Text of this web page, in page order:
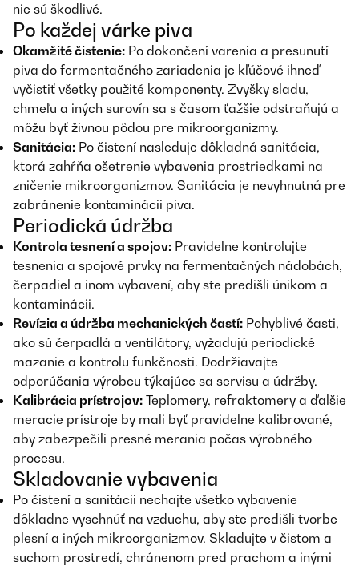
nie sú škodlivé.
Po každej várke piva
Okamžité čistenie: Po dokončení varenia a presunutí
piva do fermentačného zariadenia je kľúčové ihneď
vyčistiť všetky použité komponenty. Zvyšky sladu,
chmeľu a iných surovín sa s časom ťažšie odstraňujú a
môžu byť živnou pôdou pre mikroorganizmy.
Sanitácia: Po čistení nasleduje dôkladná sanitácia,
ktorá zahŕňa ošetrenie vybavenia prostriedkami na
zničenie mikroorganizmov. Sanitácia je nevyhnutná pre
zabránenie kontaminácii piva.
Periodická údržba
Kontrola tesnení a spojov: Pravidelne kontrolujte
tesnenia a spojové prvky na fermentačných nádobách,
čerpadiel a inom vybavení, aby ste predišli únikom a
kontaminácii.
Revízia a údržba mechanických častí: Pohyblivé časti,
ako sú čerpadlá a ventilátory, vyžadujú periodické
mazanie a kontrolu funkčnosti. Dodržiavajte
odporúčania výrobcu týkajúce sa servisu a údržby.
Kalibrácia prístrojov: Teplomery, refraktomery a ďalšie
meracie prístroje by mali byť pravidelne kalibrované,
aby zabezpečili presné merania počas výrobného
procesu.
Skladovanie vybavenia
Po čistení a sanitácii nechajte všetko vybavenie
dôkladne vyschnúť na vzduchu, aby ste predišli tvorbe
plesní a iných mikroorganizmov. Skladujte v čistom a
suchom prostredí, chránenom pred prachom a inými